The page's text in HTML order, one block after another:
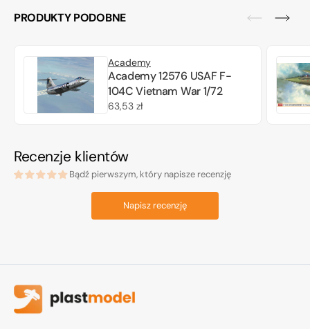
PRODUKTY PODOBNE
Academy
Academy 12576 USAF F-
104C Vietnam War 1/72
Cena
63,53 zł
Recenzje klientów
Bądź pierwszym, który napisze recenzję
Napisz recenzję